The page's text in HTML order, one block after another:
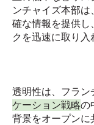
ンチャイズ本部
確な情報を提供し
クを迅速に取り入
透明性は、フラン
ケーション戦略の
背景をオープンに